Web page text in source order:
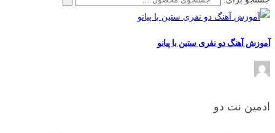
آموزش آهنگ دو نفری ستین با پیانو
ادمین نت دو